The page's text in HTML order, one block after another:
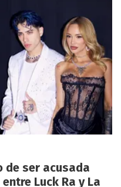
de ser acusada
Luck Ra y La